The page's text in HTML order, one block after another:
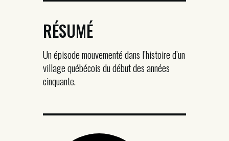
RÉSUMÉ
Un épisode mouvementé dans l’histoire d’un
village québécois du début des années
cinquante.